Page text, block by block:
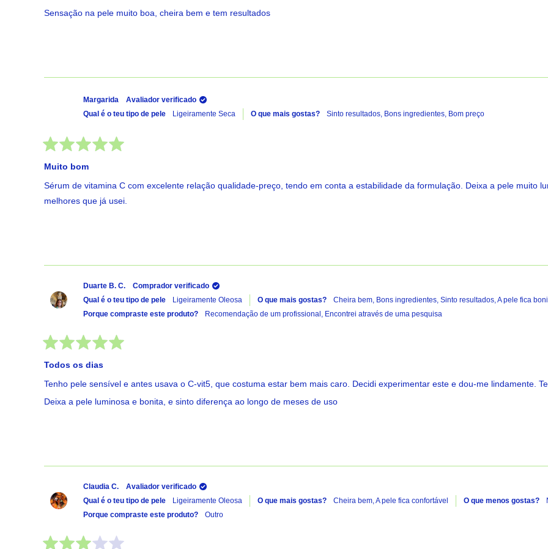
de
5
Sensação na pele muito boa, cheira bem e tem resultados
Margarida
Avaliador verificado
Qual é o teu tipo de pele
Ligeiramente Seca O que mais gostas? Sinto resultados, Bons ingredientes, Bom preço
com
de
5
estrelas
Muito bom
Sérum de vitamina C com excelente relação qualidade-preço, tendo em conta a estabilidade da formulação. Deixa a pele muito
melhores que já usei.
Duarte B. C.
Comprador verificado
Qual é o teu tipo de pele
Ligeiramente Oleosa O que mais gostas? Cheira bem, Bons ingredientes, Sinto resultados, A pele fica
Porque compraste este produto?
Recomendação de um profissional, Encontrei através de uma pesquisa
com
de
5
estrelas
Todos os dias
Tenho pele sensível e antes usava o C-vit5, que costuma estar bem mais caro. Decidi experimentar este e dou-me lindamente.
Deixa a pele luminosa e bonita, e sinto diferença ao longo de meses de uso
Claudia C.
Avaliador verificado
Qual é o teu tipo de pele
Ligeiramente Oleosa O que mais gostas? Cheira bem, A pele fica confortável O que menos gostas?
Porque compraste este produto?
Outro